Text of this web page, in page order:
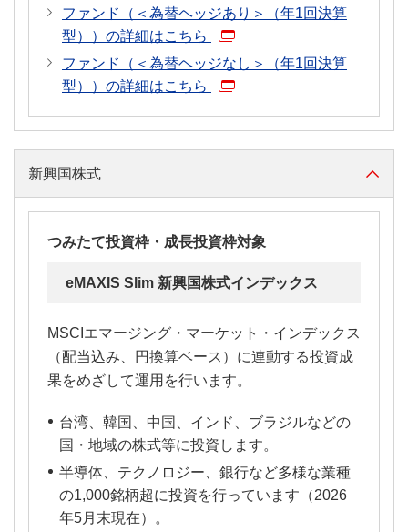
ファンド（＜為替ヘッジあり＞（年1回決算
型））の詳細はこちら
ファンド（＜為替ヘッジなし＞（年1回決算
型））の詳細はこちら
新興国株式
つみたて投資枠・成長投資枠対象
eMAXIS Slim 新興国株式インデックス
MSCIエマージング・マーケット・インデックス
（配当込み、円換算ベース）に連動する投資成
果をめざして運用を行います。
台湾、韓国、中国、インド、ブラジルなどの
国・地域の株式等に投資します。
半導体、テクノロジー、銀行など多様な業種
の1,000銘柄超に投資を行っています（2026
年5月末現在）。